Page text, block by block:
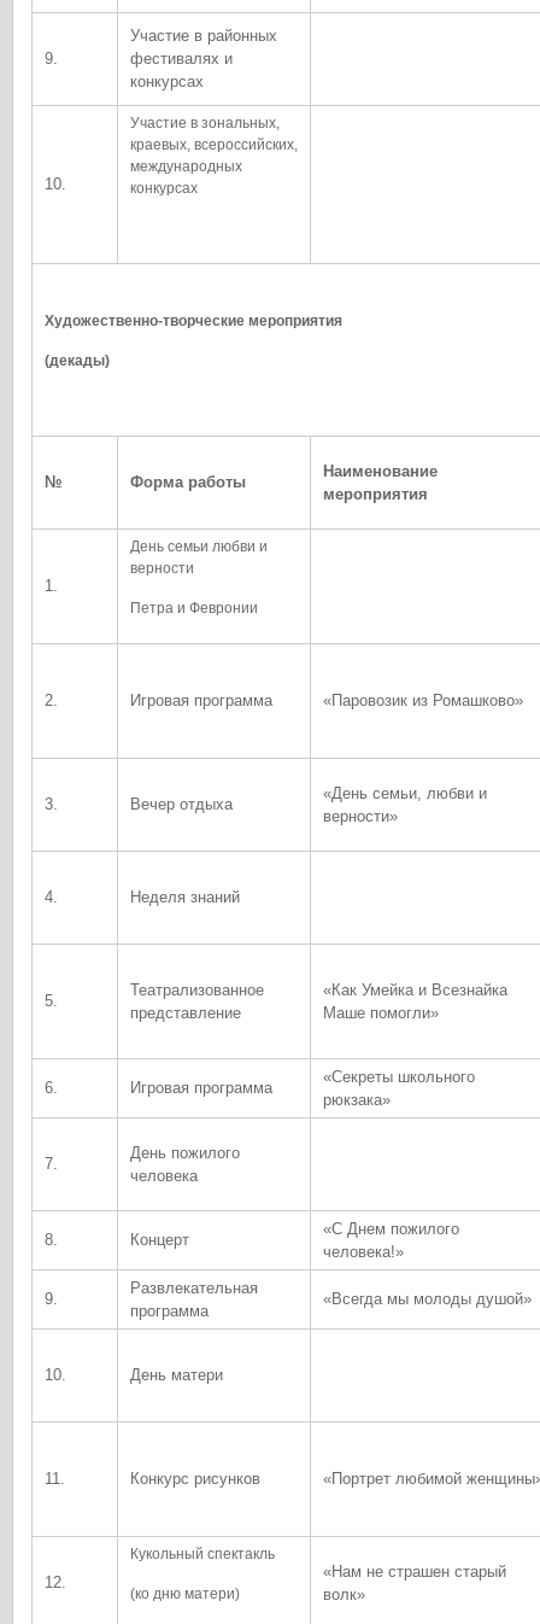
9.
Участие в районных
фестивалях и
конкурсах
10.
Участие в зональных,
краевых, всероссийских,
международных
конкурсах
Художественно-творческие мероприятия
(декады)
№ Форма работы
Наименование
мероприятия
1.
День семьи любви и
верности
Петра и Февронии
2. Игровая программа «Паровозик из Ромашково»
3. Вечер отдыха
«День семьи, любви и
верности»
4. Неделя знаний
5.
Театрализованное
представление
«Как Умейка и Всезнайка
Маше помогли»
6. Игровая программа
«Секреты школьного
рюкзака»
7.
День пожилого
человека
8. Концерт
«С Днем пожилого
человека!»
9.
Развлекательная
программа
«Всегда мы молоды душой»
10. День матери
11. Конкурс рисунков «Портрет любимой
12.
Кукольный спектакль
(ко дню матери)
«Нам не страшен старый
волк»